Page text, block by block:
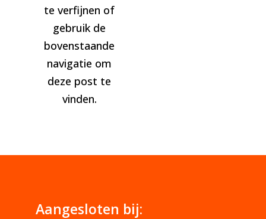
te verfijnen of
gebruik de
bovenstaande
navigatie om
deze post te
vinden.
Aangesloten bij: